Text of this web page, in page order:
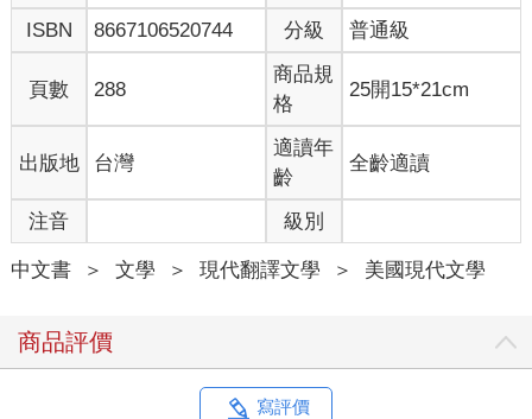
的眼晴就像探照燈似的，雙手緊貼著窗戶玻璃，頭鑲著窗框，留
下了紅印子。
「村民同時間衝進了前廳和後門，我們一開始就沒有鎖上門防著
這些人。他們手上的刀滴著我們家牲畜的血。他們把血抹在門上
和牆上。有個女人揮舞著一隻雞，她已經割了雞的喉嚨，血在她
四周呈紅色的弧線散開來。我們統統站在屋子中間，祖堂上祖先
畫像和牌位環繞著我們，我們直直地往前看。
「那個時候，我們的房子只有兩間廂房。男人打拚回來後，我們
就可以在庭院旁多建兩間，再建第三間房，有第二個庭院。村民
衝進兩側廂房，甚至闖進妳爺爺奶奶的房裡，要找到妳姑姑的房
間，而直到男人回家之前，那裡也是我的房間。從這個房間旁會
撕裂扯破，折斷她的梳子，在腳底下踩個粉碎。他們把她在織布
機上的活兒拉下來。他們把炊火撒在地，將新織的布捲起、丟進
鍋。他們把我們高及腰際的大陶壺推倒，鴨蛋、蜜餞、醃菜全都
ISBN
8667106520744 分級 普通級
頁數 288
商品規
格
25開15*21cm
出版地 台灣
適讀年
齡
全齡適讀
注音 級別
中文書 ＞ 文學 ＞ 現代翻譯文學 ＞ 美國現代文學
商品評價
寫評價